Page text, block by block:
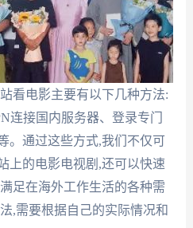
看电影主要有以下几种方法:
连接国内服务器、登录专门
。通过这些方式,我们不仅可
上的电影电视剧,还可以快速
足在海外工作生活的各种需
,需要根据自己的实际情况和